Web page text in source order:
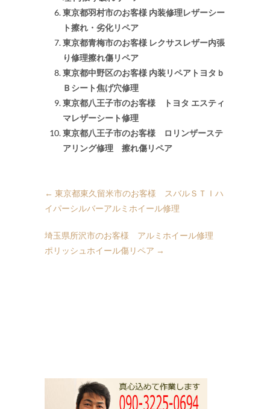
東京都羽村市のお客様 内装修理レザーシー
ト擦れ・劣化リペア
東京都青梅市のお客様 レクサスレザー内張
り修理擦れ傷リペア
東京都中野区のお客様 内装リペアトヨタｂ
Ｂシート焦げ穴修理
東京都八王子市のお客様 トヨタ エスティ
マレザーシート修理
東京都八王子市のお客様 ロリンザーステ
アリング修理 擦れ傷リペア
← 東京都東久留米市のお客様 スバルＳＴＩハ
イパーシルバーアルミホイール修理
埼玉県所沢市のお客様 アルミホイール修理
ポリッシュホイール傷リペア →